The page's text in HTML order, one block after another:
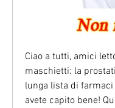
Ciao a tutti, amici
maschietti: la
lunga lista di
avete capito bene!